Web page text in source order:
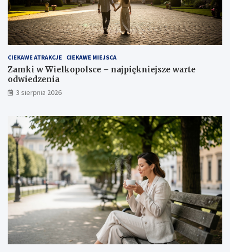
CIEKAWE ATRAKCJE CIEKAWE MIEJSCA
Zamki w Wielkopolsce – najpiękniejsze warte
odwiedzenia
3 sierpnia 2026